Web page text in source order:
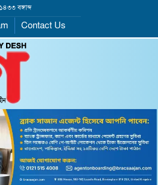
বঙ্গাব্দ
Contact Us